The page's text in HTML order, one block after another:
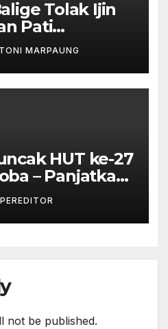
Tolak Ijin
Pati
btc Akan
Perijinan
MARPAUNG
HUT ke-27
– Panjatkan
not be published.